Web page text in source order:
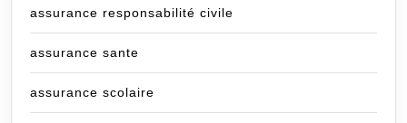
assurance responsabilité civile
assurance sante
assurance scolaire